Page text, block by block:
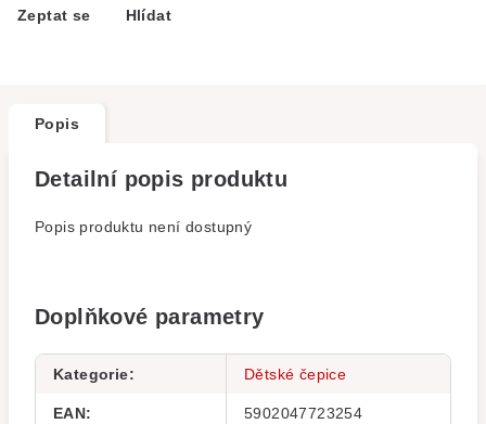
Zeptat se Hlídat
Popis
Detailní popis produktu
Popis produktu není dostupný
Doplňkové parametry
Kategorie: Dětské čepice
EAN: 5902047723254